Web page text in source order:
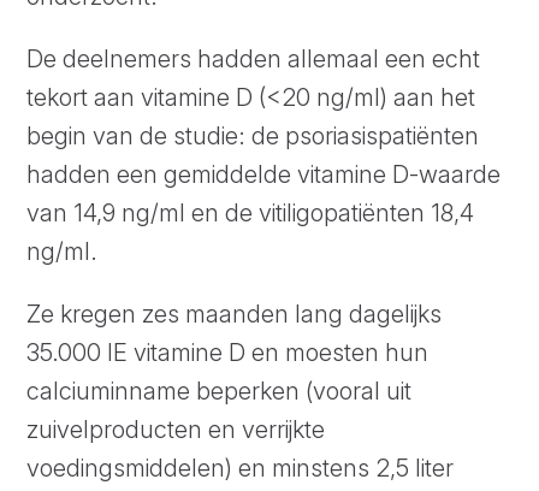
De deelnemers hadden allemaal een echt
tekort aan vitamine D (<20 ng/ml) aan het
begin van de studie: de psoriasispatiënten
hadden een gemiddelde vitamine D-waarde
van 14,9 ng/ml en de vitiligopatiënten 18,4
ng/ml.
Ze kregen zes maanden lang dagelijks
35.000 IE vitamine D en moesten hun
calciuminname beperken (vooral uit
zuivelproducten en verrijkte
voedingsmiddelen) en minstens 2,5 liter